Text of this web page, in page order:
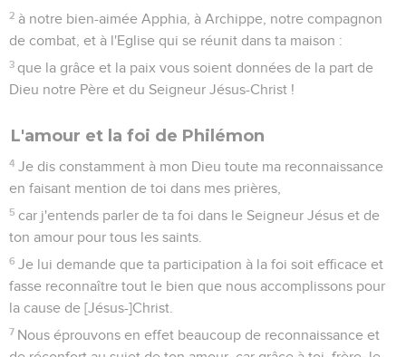
2 à notre bien-aimée Apphia, à Archippe, notre compagnon
de combat, et à l'Eglise qui se réunit dans ta maison :
3 que la grâce et la paix vous soient données de la part de
Dieu notre Père et du Seigneur Jésus-Christ !
L'amour et la foi de Philémon
4 Je dis constamment à mon Dieu toute ma reconnaissance
en faisant mention de toi dans mes prières,
5 car j'entends parler de ta foi dans le Seigneur Jésus et de
ton amour pour tous les saints.
6 Je lui demande que ta participation à la foi soit efficace et
fasse reconnaître tout le bien que nous accomplissons pour
la cause de [Jésus-]Christ.
7 Nous éprouvons en effet beaucoup de reconnaissance et